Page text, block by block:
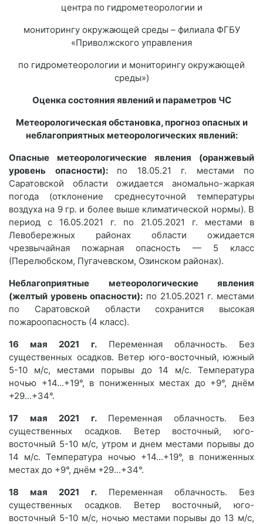
центра по гидрометеорологии и
мониторингу окружающей среды – филиала ФГБУ
«Приволжского управления
по гидрометеорологии и мониторингу окружающей
среды»)
Оценка состояния явлений и параметров ЧС
Метеорологическая обстановка, прогноз опасных и
неблагоприятных метеорологических явлений:
Опасные метеорологические явления (оранжевый
уровень опасности): по 18.05.21 г. местами по
Саратовской области ожидается аномально-жаркая
погода (отклонение среднесуточной температуры
воздуха на 9 гр. и более выше климатической нормы). В
период с 16.05.2021 г. по 21.05.2021 г. местами в
Левобережных районах области ожидается
чрезвычайная пожарная опасность — 5 класс
(Перелюбском, Пугачевском, Озинском районах).
Неблагоприятные метеорологические явления
(желтый уровень опасности): по 21.05.2021 г. местами
по Саратовской области сохранится высокая
пожароопасность (4 класс).
16 мая 2021 г.Переменная облачность. Без
существенных осадков. Ветер юго-восточный, южный
5-10 м/с, местами порывы до 14 м/с. Температура
ночью +14...+19°, в пониженных местах до +9°, днём
+29...+34°.
17 мая 2021 г. Переменная облачность. Без
существенных осадков. Ветер восточный, юго-
восточный 5-10 м/с, утром и днем местами порывы до
14 м/с. Температура ночью +14...+19°, в пониженных
местах до +9°, днём +29...+34°.
18 мая 2021 г.Переменная облачность. Без
существенных осадков. Ветер восточный, юго-
восточный 5-10 м/с, ночью местами порывы до 13 м/с,